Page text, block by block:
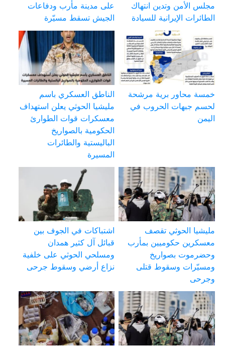
مجلس الأمن وتدين انتهاك
الطائرات الإيرانية للسيادة
على مدينة مأرب ودفاعات
الجيش تسقط مسيّرة
خمسة محاور برية مرشحة
لحسم جبهات الحروب في
اليمن
الناطق العسكري باسم
مليشيا الحوثي يعلن استهداف
معسكرات قوات الطوارئ
الحكومية بالصواريخ
الباليستية والطائرات
المسيرة
مليشيا الحوثي تقصف
معسكرين حكوميين بمأرب
وحضرموت بصواريخ
ومسيّرات وسقوط قتلى
وجرحى
اشتباكات في الجوف بين
قبائل آل كثير همدان
ومسلحي الحوثي على خلفية
نزاع أرضي وسقوط جرحى